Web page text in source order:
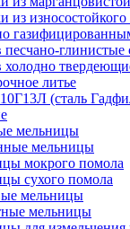
из
песчано-
холодно
литье
(сталь
мельницы
мельницы
мокрого помола
сухого помола
мельницы
мельницы